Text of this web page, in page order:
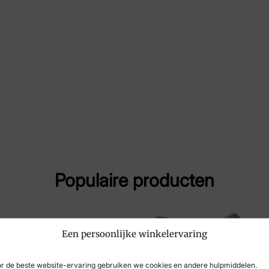
Een persoonlijke winkelervaring
de beste website-ervaring gebruiken we cookies en andere hulpmiddelen.
Populaire producten